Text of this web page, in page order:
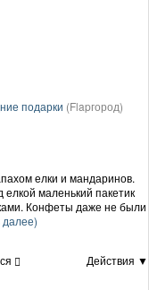
подарки (Flapгород)
елки и мандаринов.
маленький пакетик
Конфеты даже не были
далее)
Действия ▼